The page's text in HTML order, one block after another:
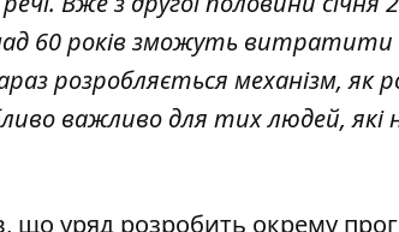
60 років зможуть
розробляється механізм,
важливо для тих людей,
що уряд розробить окрему